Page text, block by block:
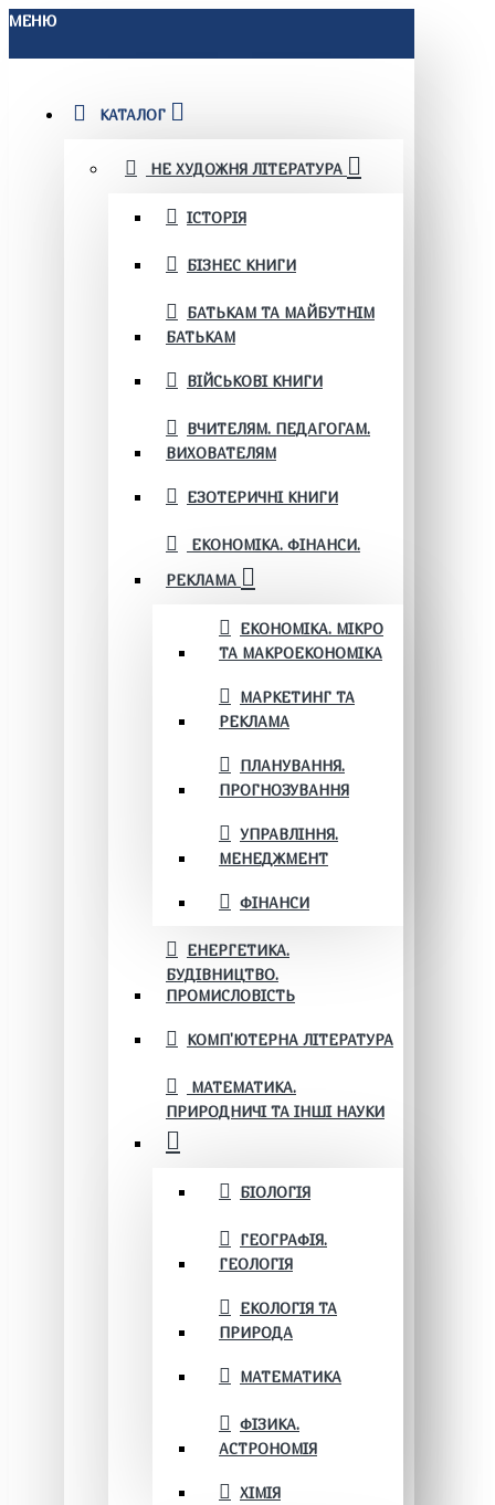
МЕНЮ
КАТАЛОГ
НЕ ХУДОЖНЯ ЛІТЕРАТУРА
ІСТОРІЯ
БІЗНЕС КНИГИ
БАТЬКАМ ТА МАЙБУТНІМ
БАТЬКАМ
ВІЙСЬКОВІ КНИГИ
ВЧИТЕЛЯМ. ПЕДАГОГАМ.
ВИХОВАТЕЛЯМ
ЕЗОТЕРИЧНІ КНИГИ
ЕКОНОМІКА. ФІНАНСИ.
РЕКЛАМА
ЕКОНОМІКА. МІКРО
ТА МАКРОЕКОНОМІКА
МАРКЕТИНГ ТА
РЕКЛАМА
ПЛАНУВАННЯ.
ПРОГНОЗУВАННЯ
УПРАВЛІННЯ.
МЕНЕДЖМЕНТ
ФІНАНСИ
ЕНЕРГЕТИКА.
БУДІВНИЦТВО.
ПРОМИСЛОВІСТЬ
КОМП'ЮТЕРНА ЛІТЕРАТУРА
МАТЕМАТИКА.
ПРИРОДНИЧІ ТА ІНШІ НАУКИ
БІОЛОГІЯ
ГЕОГРАФІЯ.
ГЕОЛОГІЯ
ЕКОЛОГІЯ ТА
ПРИРОДА
МАТЕМАТИКА
ФІЗИКА.
АСТРОНОМІЯ
ХІМІЯ